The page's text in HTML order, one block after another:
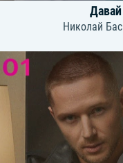
Николай